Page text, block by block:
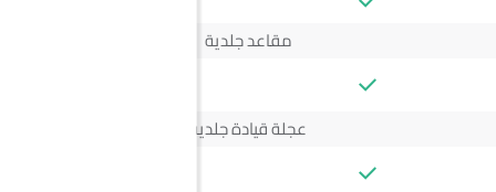
مقاعد جلدية
عجلة قيادة جلدية